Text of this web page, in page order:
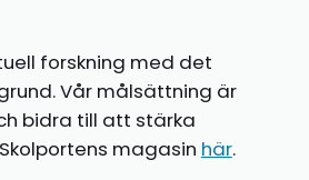
forskning med det
Vår målsättning är
bidra till att stärka
magasin här.